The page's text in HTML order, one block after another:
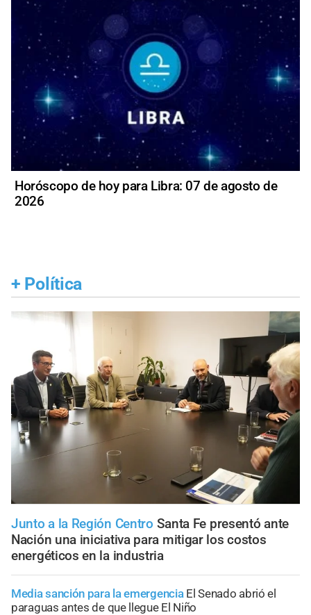
Horóscopo de hoy para Libra: 07 de agosto de
2026
+ Política
Junto a la Región Centro Santa Fe presentó ante
Nación una iniciativa para mitigar los costos
energéticos en la industria
Media sanción para la emergencia El Senado abrió el
paraguas antes de que llegue El Niño